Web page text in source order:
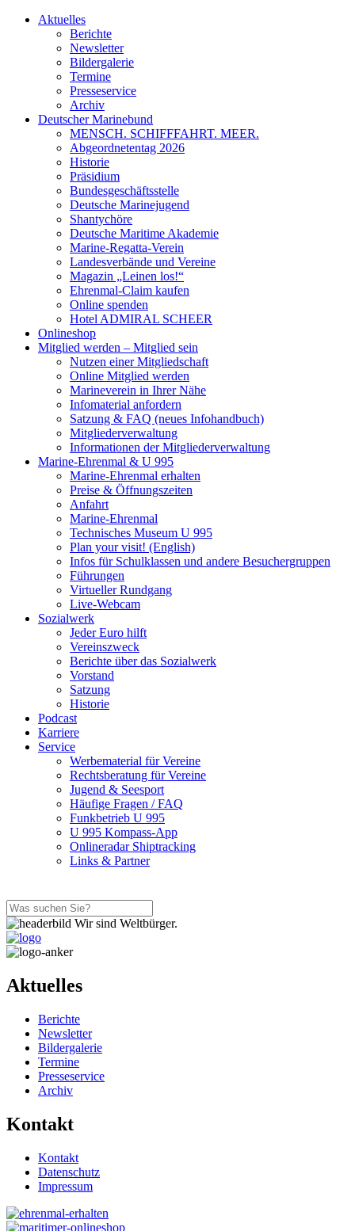
Aktuelles
Berichte
Newsletter
Bildergalerie
Termine
Presseservice
Archiv
Deutscher Marinebund
MENSCH. SCHIFFFAHRT. MEER.
Abgeordnetentag 2026
Historie
Präsidium
Bundesgeschäftsstelle
Deutsche Marinejugend
Shantychöre
Deutsche Maritime Akademie
Marine-Regatta-Verein
Landesverbände und Vereine
Magazin „Leinen los!“
Ehrenmal-Claim kaufen
Online spenden
Hotel ADMIRAL SCHEER
Onlineshop
Mitglied werden – Mitglied sein
Nutzen einer Mitgliedschaft
Online Mitglied werden
Marineverein in Ihrer Nähe
Infomaterial anfordern
Satzung & FAQ (neues Infohandbuch)
Mitgliederverwaltung
Informationen der Mitgliederverwaltung
Marine-Ehrenmal & U 995
Marine-Ehrenmal erhalten
Preise & Öffnungszeiten
Anfahrt
Marine-Ehrenmal
Technisches Museum U 995
Plan your visit! (English)
Infos für Schulklassen und andere Besuchergruppen
Führungen
Virtueller Rundgang
Live-Webcam
Sozialwerk
Jeder Euro hilft
Vereinszweck
Berichte über das Sozialwerk
Vorstand
Satzung
Historie
Podcast
Karriere
Service
Werbematerial für Vereine
Rechtsberatung für Vereine
Jugend & Seesport
Häufige Fragen / FAQ
Funkbetrieb U 995
U 995 Kompass-App
Onlineradar Shiptracking
Links & Partner
Wir sind Weltbürger.
Aktuelles
Berichte
Newsletter
Bildergalerie
Termine
Presseservice
Archiv
Kontakt
Kontakt
Datenschutz
Impressum